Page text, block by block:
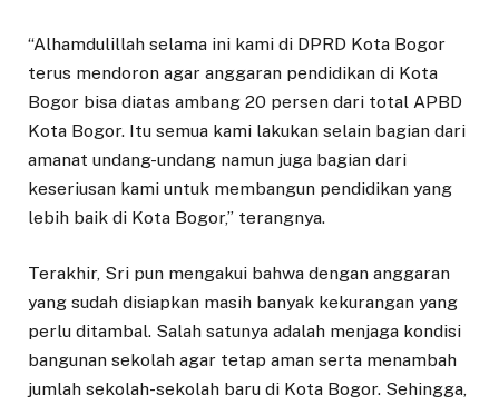
“Alhamdulillah selama ini kami di DPRD Kota Bogor
terus mendoron agar anggaran pendidikan di Kota
Bogor bisa diatas ambang 20 persen dari total APBD
Kota Bogor. Itu semua kami lakukan selain bagian dari
amanat undang-undang namun juga bagian dari
keseriusan kami untuk membangun pendidikan yang
lebih baik di Kota Bogor,” terangnya.
Terakhir, Sri pun mengakui bahwa dengan anggaran
yang sudah disiapkan masih banyak kekurangan yang
perlu ditambal. Salah satunya adalah menjaga kondisi
bangunan sekolah agar tetap aman serta menambah
jumlah sekolah-sekolah baru di Kota Bogor. Sehingga,